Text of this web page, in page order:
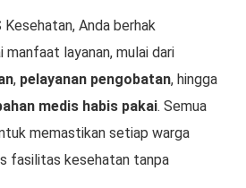
Anda berhak
layanan, mulai dari
, pelayanan pengobatan, hingga
medis habis pakai. Semua
memastikan setiap warga
fasilitas kesehatan tanpa